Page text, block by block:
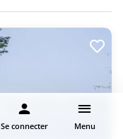
Se connecter Menu